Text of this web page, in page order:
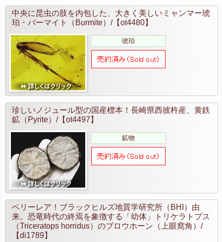
中央に昆虫の肢を内包した、大きく美しいミャンマー琥
珀・バーマイト（Burmite）/【ot4480】
琥珀
珍しいノジュール型の国産標本！長崎県西彼杵産、黄鉄
鉱（Pyrite）/【ot4497】
鉱物
ベリーレア！ブラックヒルズ地質学研究所（BHI）由
来。恐竜時代の終焉を象徴する「幼体」トリケラトプス
（Triceratops horridus）のブロウホーン（上眼窩角）/
【di1789】